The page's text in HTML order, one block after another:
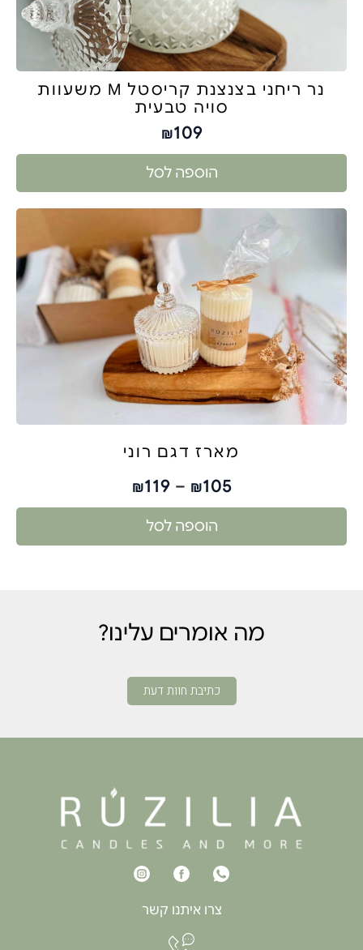
נר ריחני בצנצנת קריסטל M משעוות
סויה טבעית
₪109
הוספה לסל
מארז דגם רוני
₪105
–
₪119
הוספה לסל
מה אומרים עלינו?
כתיבת חוות דעת
צרו איתנו קשר